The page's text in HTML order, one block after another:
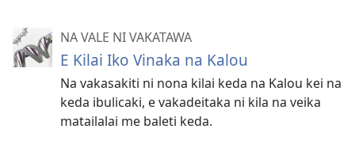
NA VALE NI VAKATAWA
E Kilai Iko Vinaka na Kalou
Na vakasakiti ni nona kilai keda na Kalou kei na
keda ibulicaki, e vakadeitaka ni kila na veika
matailalai me baleti keda.